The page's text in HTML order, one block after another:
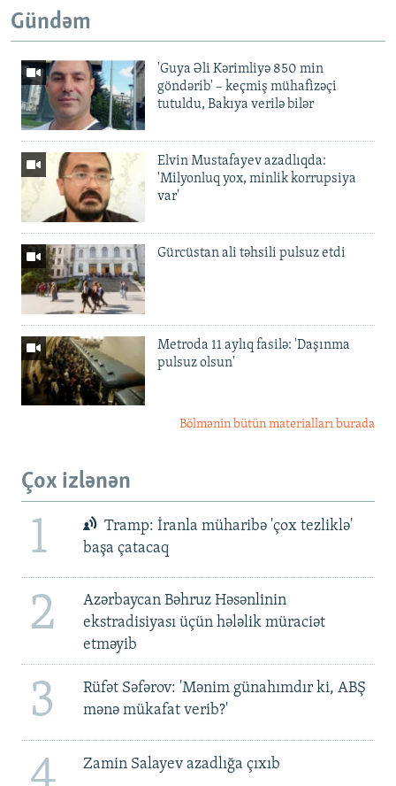
Gündəm
'Guya Əli Kərimliyə 850 min
göndərib' – keçmiş mühafizəçi
tutuldu, Bakıya verilə bilər
Elvin Mustafayev azadlıqda:
'Milyonluq yox, minlik korrupsiya
var'
Gürcüstan ali təhsili pulsuz etdi
Metroda 11 aylıq fasilə: 'Daşınma
pulsuz olsun'
Bölmənin bütün materialları burada
Çox izlənən
1
Tramp: İranla müharibə 'çox tezliklə'
başa çatacaq
2
Azərbaycan Bəhruz Həsənlinin
ekstradisiyası üçün hələlik müraciət
etməyib
3
Rüfət Səfərov: 'Mənim günahımdır ki, ABŞ
mənə mükafat verib?'
Zamin Salayev azadlığa çıxıb